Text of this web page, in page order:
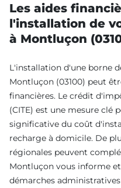
Les aides
l'installation de
à Montluçon
L'installation d'une borne
Montluçon (03100) peut
financières. Le crédit
(CITE) est une mesure clé
significative du coût
recharge à domicile. De
régionales peuvent
Montluçon vous informe
démarches